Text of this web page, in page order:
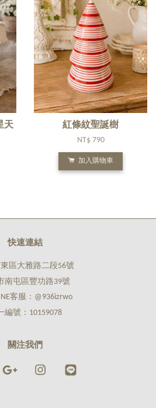
天
紅條紋聖誕樹
NT$ 790
加入購物車
快速連結
區大雅路二段56號
南屯區豐功路39號
客服：@936izrwo
編號：10159078
關注我們
Google Instagram